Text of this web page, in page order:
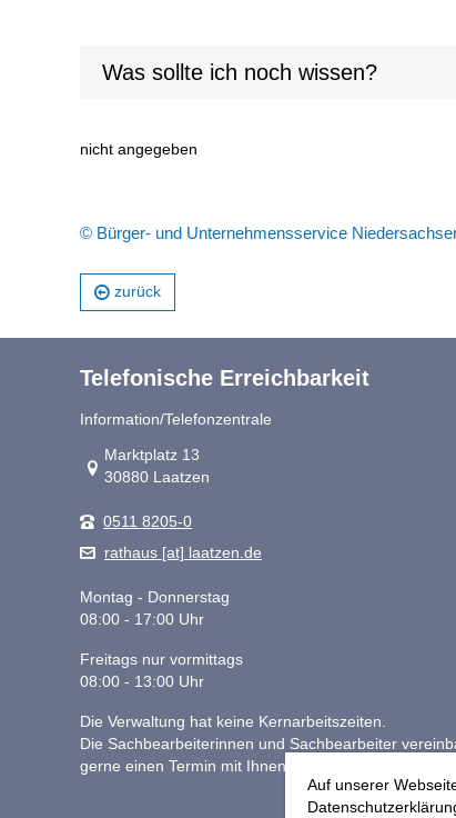
Auf unserer
Was sollte ich noch wissen?
nicht angegeben
© Bürger- und Unternehmensservice
zurück
Telefonische Erreichbarkeit
Information/Telefonzentrale
Link zur Google-Maps Navigation
Marktplatz 13
30880 Laatzen
0511 8205-0
rathaus [at] laatzen.de
Montag - Donnerstag
08:00 - 17:00 Uhr
Freitags nur vormittags
08:00 - 13:00 Uhr
Die Verwaltung hat keine Kernarbeitszeiten.
Die Sachbearbeiterinnen und Sachbearbeiter
gerne einen Termin mit Ihnen.